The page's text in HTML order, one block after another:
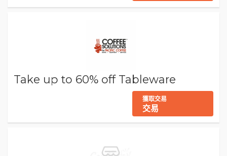
Take up to 60% off Tableware
獲取交易
交易